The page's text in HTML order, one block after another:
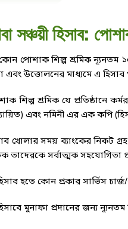
সঞ্চয়ী হিসাব:
পোশাক শিল্প শ্রমিক ন্যূনতম
এবং উত্তোলনের মাধ্যমে এ হিসাব
শিল্প শ্রমিক যে প্রতিষ্ঠানে
এবং নমিনী এর এক কপি
খোলার সময় ব্যাংকের নিকট
তাদেরকে সর্বাত্মক সহযোগিতা
হতে কোন প্রকার সার্ভিস
মুনাফা প্রদানের জন্য ন্যূনতম